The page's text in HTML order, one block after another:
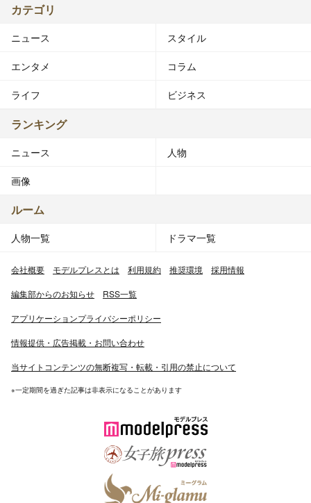
カテゴリ
ニュース スタイル
エンタメ コラム
ライフ ビジネス
ランキング
ニュース 人物
画像
ルーム
人物一覧 ドラマ一覧
会社概要 モデルプレスとは 利用規約 推奨環境 採用情報
編集部からのお知らせ RSS一覧
アプリケーションプライバシーポリシー
情報提供・広告掲載・お問い合わせ
当サイトコンテンツの無断複写・転載・引用の禁止について
※一定期間を過ぎた記事は非表示になることがあります